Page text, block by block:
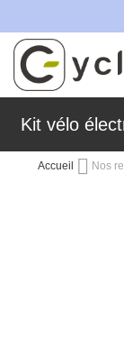
Allez
au
contenu
Kit vélo
Accueil Nos